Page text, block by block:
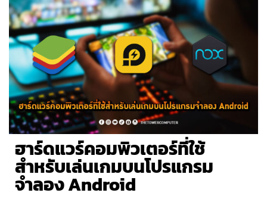
ฮาร์ดแวร์คอมพิวเตอร์ที่ใช้
สำหรับเล่นเกมบนโปรแกรม
จำลอง Android